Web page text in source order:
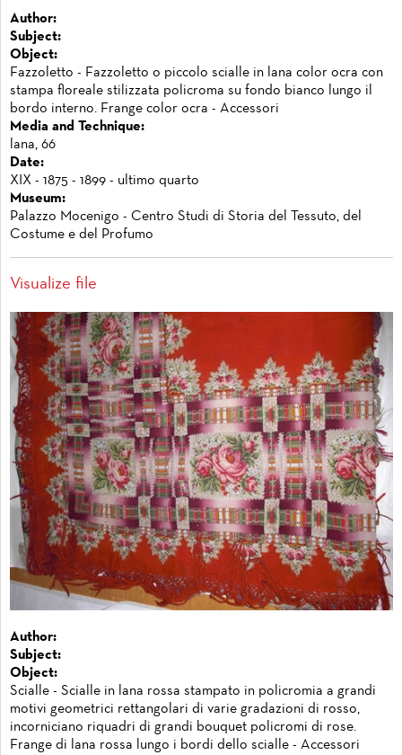
Author:
Subject:
Object:
Fazzoletto - Fazzoletto o piccolo scialle in lana color ocra con
stampa floreale stilizzata policroma su fondo bianco lungo il
bordo interno. Frange color ocra - Accessori
Media and Technique:
lana, 66
Date:
XIX - 1875 - 1899 - ultimo quarto
Museum:
Palazzo Mocenigo - Centro Studi di Storia del Tessuto, del
Costume e del Profumo
Visualize file
Author:
Subject:
Object:
Scialle - Scialle in lana rossa stampato in policromia a grandi
motivi geometrici rettangolari di varie gradazioni di rosso,
incorniciano riquadri di grandi bouquet policromi di rose.
Frange di lana rossa lungo i bordi dello scialle - Accessori